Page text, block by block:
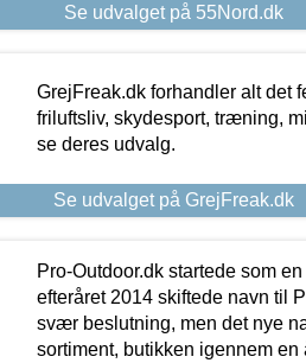
Se udvalget på 55Nord.dk
GrejFreak.dk forhandler alt det
friluftsliv, skydesport, træning,
se deres udvalg.
Se udvalget på GrejFreak.dk
Pro-Outdoor.dk startede som
efteråret 2014 skiftede navn til
svær beslutning, men det nye
sortiment, butikken igennem